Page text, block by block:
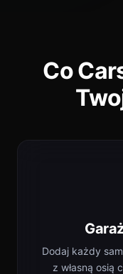
Co
Dodaj każdy
z własną osią